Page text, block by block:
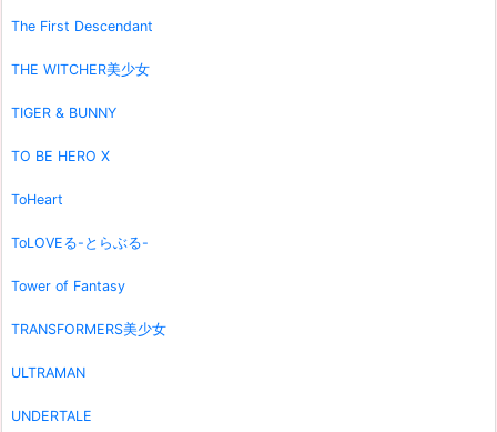
The First Descendant
THE WITCHER美少女
TIGER & BUNNY
TO BE HERO X
ToHeart
ToLOVEる-とらぶる-
Tower of Fantasy
TRANSFORMERS美少女
ULTRAMAN
UNDERTALE